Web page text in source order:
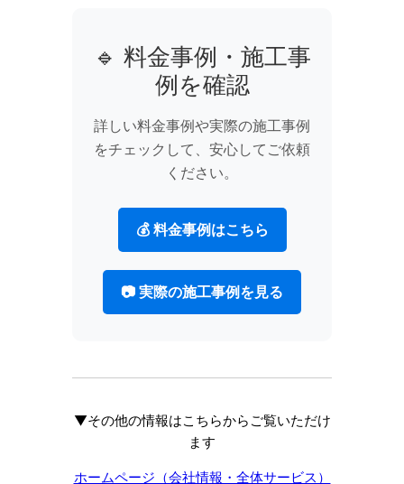
🔹 料金事例・施工事
例を確認
詳しい料金事例や実際の施工事例
をチェックして、安心してご依頼
ください。
💰 料金事例はこちら
📷 実際の施工事例を見る
▼その他の情報はこちらからご覧いただけ
ます
ホームページ（会社情報・全体サービス）